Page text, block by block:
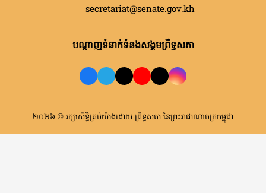
secretariat@senate.gov.kh
បណ្តាញទំនាក់ទំនងសង្គមព្រឹទ្ធសភា
២០២៦ © រក្សាសិទ្ធិគ្រប់យ៉ាងដោយ ព្រឹទ្ធសភា នៃព្រះរាជាណាចក្រកម្ពុជា